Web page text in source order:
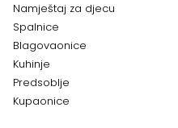
Namještaj za djecu
Spalnice
Blagovaonice
Kuhinje
Predsoblje
Kupaonice